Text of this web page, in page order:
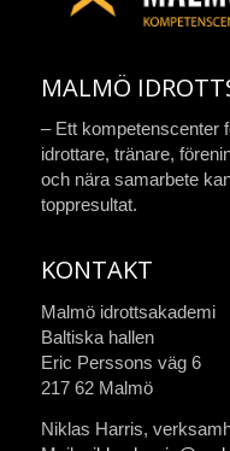
MALMÖ
– Ett kompetenscenter
idrottare, tränare,
och nära samarbete
toppresultat.
KONTAKT
Malmö idrottsakademi
Baltiska hallen
Eric Perssons väg 6
217 62 Malmö
Niklas Harris,